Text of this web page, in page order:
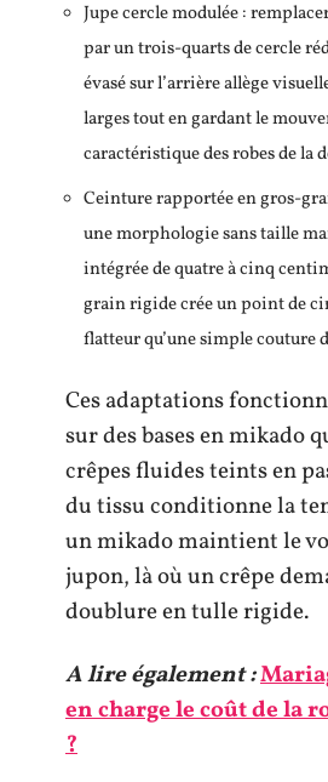
Jupe cercle modulée :
par un trois-quarts de cercle
évasé sur l’arrière allège
larges tout en gardant le
caractéristique des robes de la
Ceinture rapportée en gros-
une morphologie sans taille
intégrée de quatre à cinq
grain rigide crée un point de
flatteur qu’une simple couture
Ces adaptations
sur des bases en mikado
crêpes fluides teints en
du tissu conditionne la
un mikado maintient le
jupon, là où un crêpe
doublure en tulle rigide.
A lire également :
en charge le coût de la
?